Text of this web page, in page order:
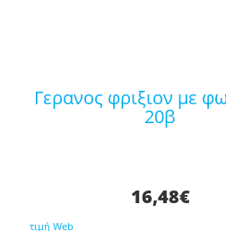
γερανος φριξιον με φωτα 687-
20β
16,48€
τιμή Web